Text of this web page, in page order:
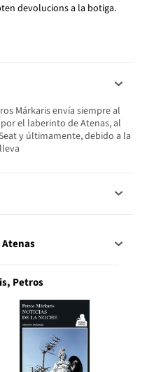
devolucions a la botiga.
Márkaris envía siempre al
el laberinto de Atenas, al
y últimamente, debido a la
Petros